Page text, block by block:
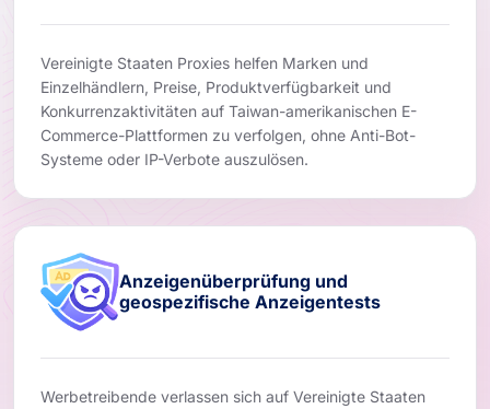
Vereinigte Staaten Proxies helfen Marken und
Einzelhändlern, Preise, Produktverfügbarkeit und
Konkurrenzaktivitäten auf Taiwan-amerikanischen E-
Commerce-Plattformen zu verfolgen, ohne Anti-Bot-
Systeme oder IP-Verbote auszulösen.
Anzeigenüberprüfung und
geospezifische Anzeigentests
Werbetreibende verlassen sich auf Vereinigte Staaten